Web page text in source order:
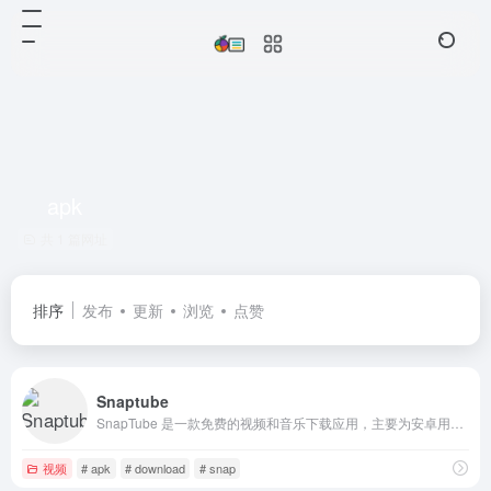
排序 发布 更新 浏览 点赞
Snaptube
视频 # apk # download # snap